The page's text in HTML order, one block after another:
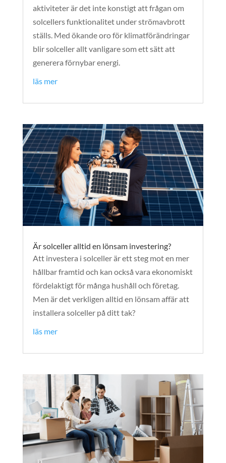
aktiviteter är det inte konstigt att frågan om
solcellers funktionalitet under strömavbrott
ställs. Med ökande oro för klimatförändringar
blir solceller allt vanligare som ett sätt att
generera förnybar energi.
läs mer
Är solceller alltid en lönsam investering?
Att investera i solceller är ett steg mot en mer
hållbar framtid och kan också vara ekonomiskt
fördelaktigt för många hushåll och företag.
Men är det verkligen alltid en lönsam affär att
installera solceller på ditt tak?
läs mer